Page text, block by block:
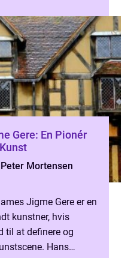
Gere: En Pionér
Peter Mortensen
Jigme Gere er en
kunstner, hvis
til at definere og
Hans